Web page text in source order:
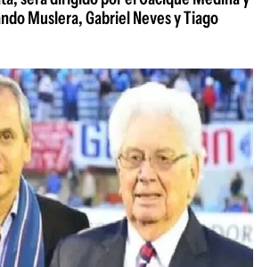
Muslera, Gabriel Neves y Tiago